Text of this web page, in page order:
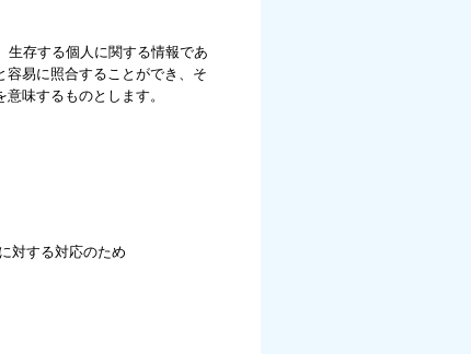
生存する個人に関する情報であ
容易に照合することができ、そ
味するものとします。
対する対応のため